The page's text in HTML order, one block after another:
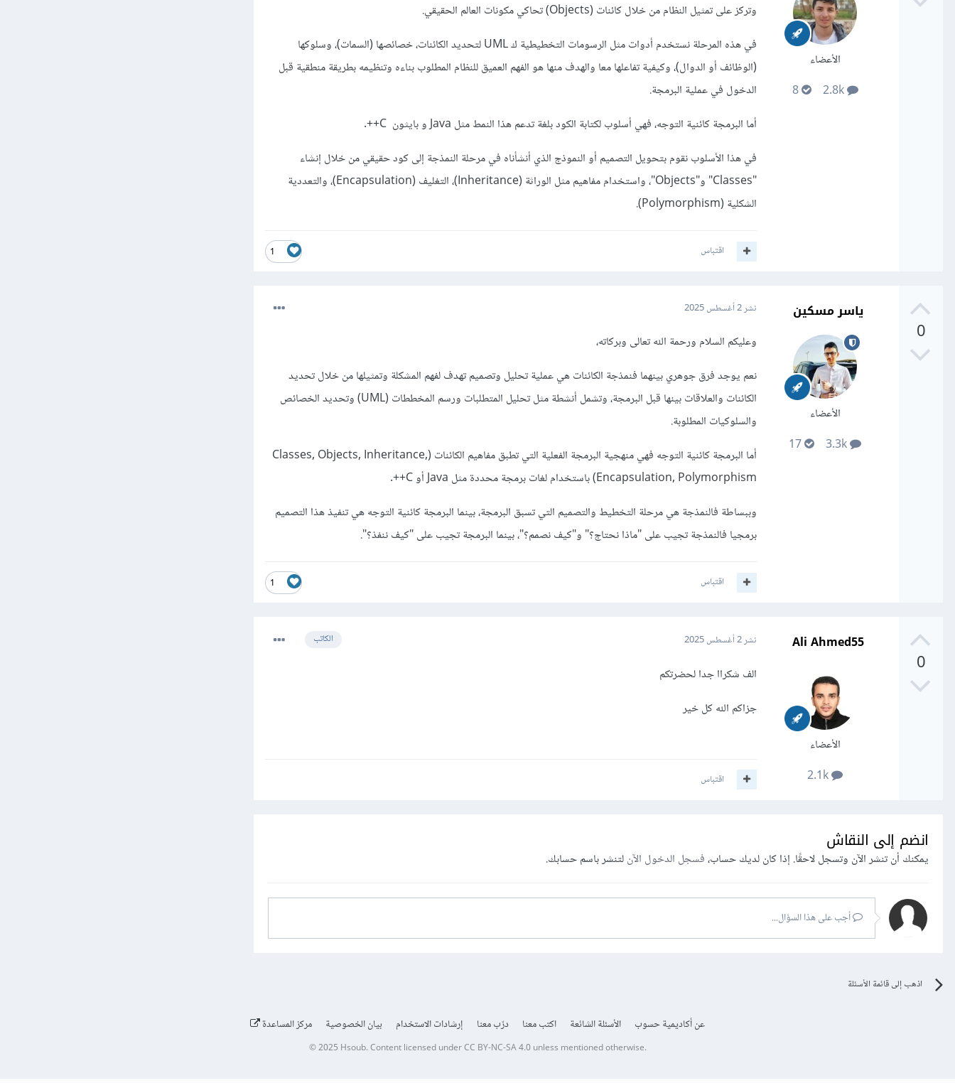
الأعضاء
2.8k
8
وتركز على تمثيل النظام من خلال كائنات (Objects) تحاكي مكونات العالم الحقيقي.
في هذه المرحلة نستخدم أدوات مثل الرسومات التخطيطية ك UML لتحديد الكائنات، خصائصها (السمات)، وسلوكها
(الوظائف أو الدوال)، وكيفية تفاعلها معا والهدف منها هو الفهم العميق للنظام المطلوب بناءه وتنظيمه بطريقة منطقية قبل
الدخول في عملية البرمجة.
أما البرمجة كائنية التوجه، فهي أسلوب لكتابة الكود بلغة تدعم هذا النمط مثل Java و بايثون C++.
في هذا الأسلوب نقوم بتحويل التصميم أو النموذج الذي أنشأناه في مرحلة النمذجة إلى كود حقيقي من خلال إنشاء
"Classes" و"Objects"، واستخدام مفاهيم مثل الوراثة (Inheritance)، التغليف (Encapsulation)، والتعددية
الشكلية (Polymorphism).
1 اقتباس
0
ياسر مسكين
الأعضاء
نشر2 أغسطس 2025
وعليكم السلام ورحمة الله تعالى وبركاته،
نعم يوجد فرق جوهري بينهما فنمذجة الكائنات هي عملية تحليل وتصميم تهدف لفهم المشكلة وتمثيلها من خلال تحديد
الكائنات والعلاقات بينها قبل البرمجة، وتشمل أنشطة مثل تحليل المتطلبات ورسم المخططات (UML) وتحديد الخصائص
والسلوكيات المطلوبة.
أما البرمجة كائنية التوجه فهي منهجية البرمجة الفعلية التي تطبق مفاهيم الكائنات (Classes, Objects, Inheritance,
Encapsulation, Polymorphism) باستخدام لغات برمجة محددة مثل Java أو C++.
وببساطة فالنمذجة هي مرحلة التخطيط والتصميم التي تسبق البرمجة، بينما البرمجة كائنية التوجه هي تنفيذ هذا التصميم
برمجيا فالنمذجة تجيب على "ماذا نحتاج؟" و"كيف نصمم؟"، بينما البرمجة تجيب على "كيف ننفذ؟".
1 اقتباس
0
Ali Ahmed55
الأعضاء
الكاتب نشر2 أغسطس 2025
الف شكراا جدا لحضرتكم
جزاكم الله كل خير
اقتباس
انضم إلى النقاش
يمكنك أن تنشر الآن وتسجل لاحقًا. إذا كان لديك حساب،فسجل الدخول الآنلتنشر باسم حسابك.
أجب على هذا السؤال...
اذهب إلى قائمة الأسئلة
عن أكاديمية حسوب الأسئلة الشائعة اكتب معنا درّب معنا إرشادات الاستخدام بيان الخصوصية مركز المساعدة
© 2025 Hsoub.Content licensed underCC BY-NC-SA 4.0unless mentioned otherwise.